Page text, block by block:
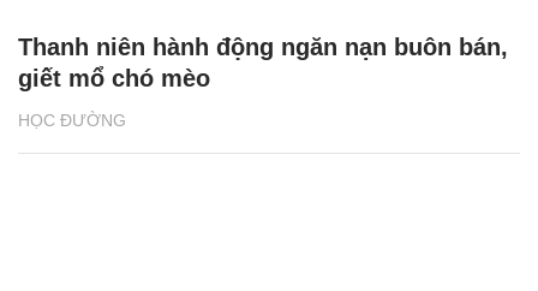
HỌC ĐƯỜNG
Thanh niên hành động ngăn nạn buôn bán,
giết mổ chó mèo